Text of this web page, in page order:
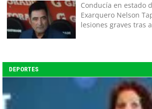
Conducía en estado
Exarquero Nelson
lesiones graves tras
DEPORTES